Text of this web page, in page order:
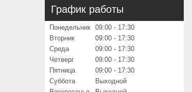
График работы
Понедельник 09:00
17:30
Вторник
09:00
17:30
Среда
09:00
17:30
Четверг
09:00
17:30
Пятница
09:00
17:30
Суббота
Выходной